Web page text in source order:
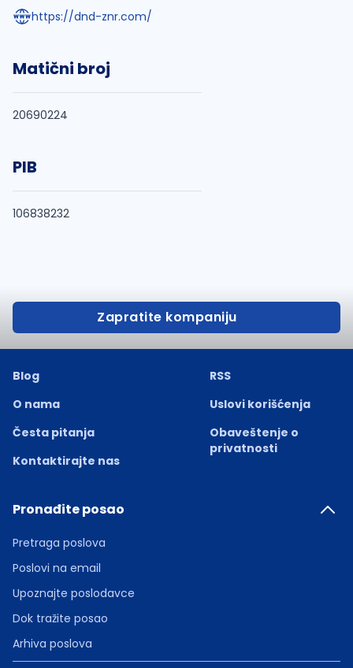
https://dnd-znr.com/
Matični broj
20690224
PIB
106838232
Zapratite kompaniju
Blog
O nama
Česta pitanja
Kontaktirajte nas
RSS
Uslovi korišćenja
Obaveštenje o
privatnosti
Pronađite posao
Pretraga poslova
Poslovi na email
Upoznajte poslodavce
Dok tražite posao
Arhiva poslova